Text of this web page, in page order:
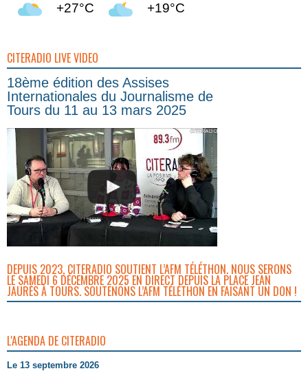
+27°C +19°C
CITERADIO LIVE VIDEO
18ème édition des Assises
Internationales du Journalisme de
Tours du 11 au 13 mars 2025
DEPUIS 2023, CITERADIO SOUTIENT L’AFM TÉLÉTHON. NOUS SERONS
LE SAMEDI 6 DÉCEMBRE 2025 EN DIRECT DEPUIS LA PLACE JEAN
JAURÈS À TOURS. SOUTENONS L’AFM TÉLÉTHON EN FAISANT UN DON !
L'AGENDA DE CITERADIO
Le 13 septembre 2026